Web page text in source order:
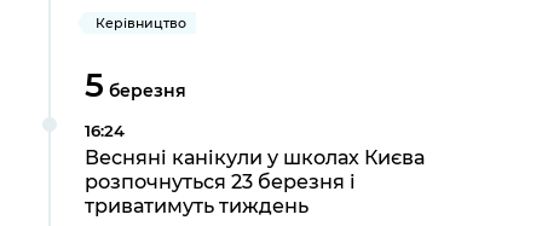
Керівництво
5 березня
16:24
Весняні канікули у школах Києва
розпочнуться 23 березня і
триватимуть тиждень